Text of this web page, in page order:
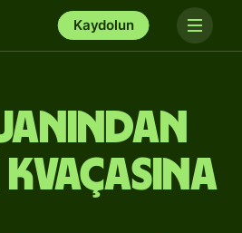
Kaydolun